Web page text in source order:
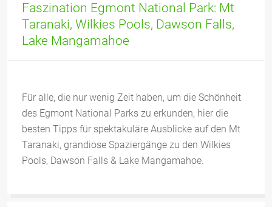
Faszination Egmont National Park: Mt
Taranaki, Wilkies Pools, Dawson Falls,
Lake Mangamahoe
Für alle, die nur wenig Zeit haben, um die Schönheit
des Egmont National Parks zu erkunden, hier die
besten Tipps für spektakuläre Ausblicke auf den Mt
Taranaki, grandiose Spaziergänge zu den Wilkies
Pools, Dawson Falls & Lake Mangamahoe.